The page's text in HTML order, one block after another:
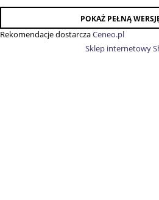
POKAŻ PEŁNĄ
Rekomendacje dostarczaCeneo.pl
Sklep internetowy